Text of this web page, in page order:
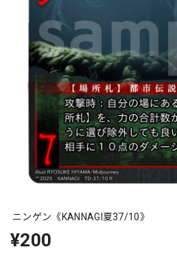
ニンゲン《KANNAGI夏37/10》
¥200